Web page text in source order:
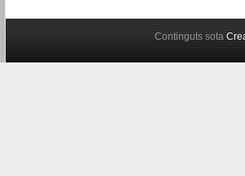
Continguts sota